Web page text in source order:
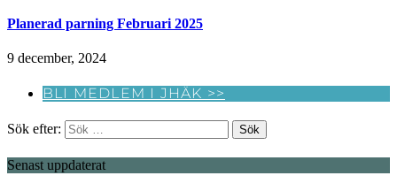
Planerad parning Februari 2025
9 december, 2024
BLI MEDLEM I JHÄK >>
Sök efter:
Senast uppdaterat